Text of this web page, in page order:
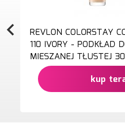
REVLON COLORSTAY
110 IVORY - PODKŁAD
MIESZANEJ TŁUSTEJ
kup